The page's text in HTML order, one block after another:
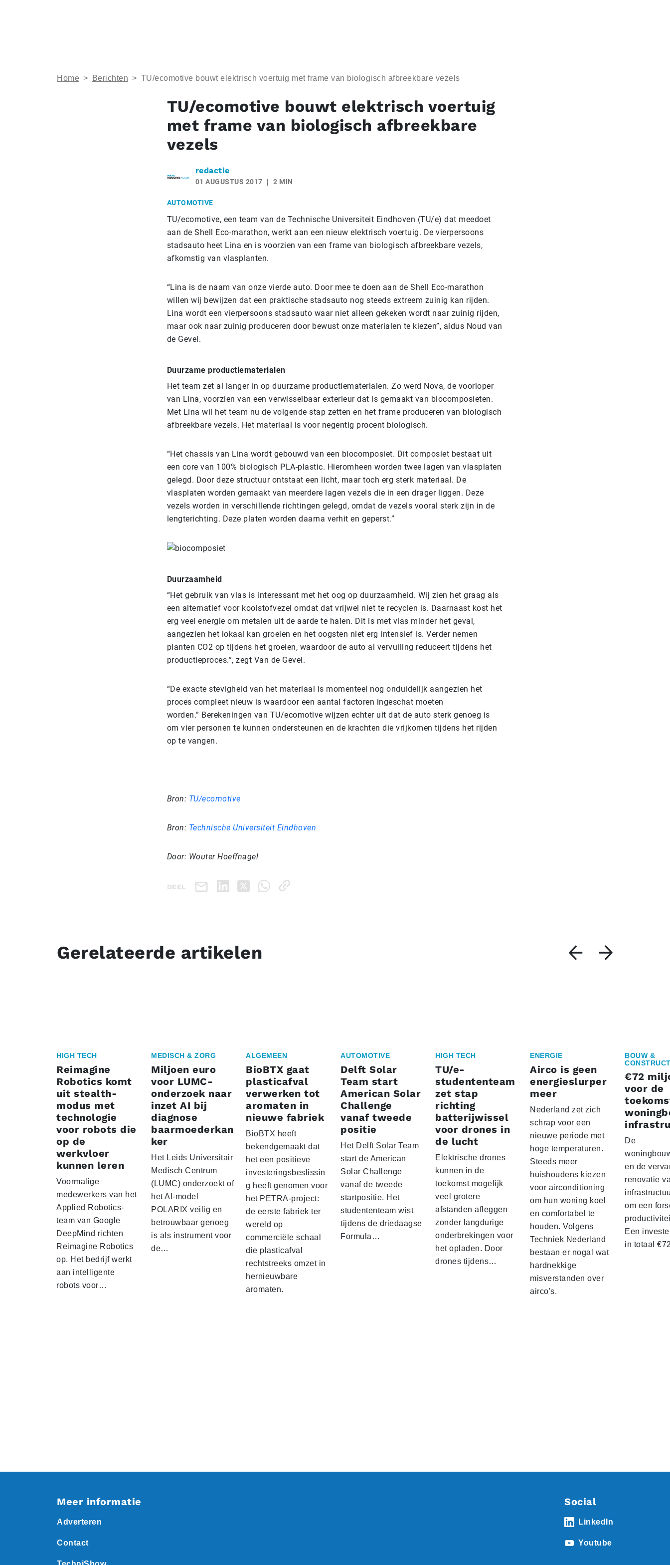
Home > Berichten > TU/ecomotive bouwt elektrisch voertuig met frame van biologisch afbreekbare vezels
TU/ecomotive bouwt elektrisch voertuig
met frame van biologisch afbreekbare
vezels
redactie
01 AUGUSTUS 2017 2 MIN
AUTOMOTIVE
TU/ecomotive, een team van de Technische Universiteit Eindhoven (TU/e) dat meedoet
aan de Shell Eco-marathon, werkt aan een nieuw elektrisch voertuig. De vierpersoons
stadsauto heet Lina en is voorzien van een frame van biologisch afbreekbare vezels,
afkomstig van vlasplanten.
“Lina is de naam van onze vierde auto. Door mee te doen aan de Shell Eco-marathon
willen wij bewijzen dat een praktische stadsauto nog steeds extreem zuinig kan rijden.
Lina wordt een vierpersoons stadsauto waar niet alleen gekeken wordt naar zuinig rijden,
maar ook naar zuinig produceren door bewust onze materialen te kiezen”, aldus Noud van
de Gevel.
Duurzame productiematerialen
Het team zet al langer in op duurzame productiematerialen. Zo werd Nova, de voorloper
van Lina, voorzien van een verwisselbaar exterieur dat is gemaakt van biocomposieten.
Met Lina wil het team nu de volgende stap zetten en het frame produceren van biologisch
afbreekbare vezels. Het materiaal is voor negentig procent biologisch.
“Het chassis van Lina wordt gebouwd van een biocomposiet. Dit composiet bestaat uit
een core van 100% biologisch PLA-plastic. Hieromheen worden twee lagen van vlasplaten
gelegd. Door deze structuur ontstaat een licht, maar toch erg sterk materiaal. De
vlasplaten worden gemaakt van meerdere lagen vezels die in een drager liggen. Deze
vezels worden in verschillende richtingen gelegd, omdat de vezels vooral sterk zijn in de
lengterichting. Deze platen worden daarna verhit en geperst.”
Duurzaamheid
“Het gebruik van vlas is interessant met het oog op duurzaamheid. Wij zien het graag als
een alternatief voor koolstofvezel omdat dat vrijwel niet te recyclen is. Daarnaast kost het
erg veel energie om metalen uit de aarde te halen. Dit is met vlas minder het geval,
aangezien het lokaal kan groeien en het oogsten niet erg intensief is. Verder nemen
planten CO2 op tijdens het groeien, waardoor de auto al vervuiling reduceert tijdens het
productieproces.”, zegt Van de Gevel.
“De exacte stevigheid van het materiaal is momenteel nog onduidelijk aangezien het
proces compleet nieuw is waardoor een aantal factoren ingeschat moeten
worden.” Berekeningen van TU/ecomotive wijzen echter uit dat de auto sterk genoeg is
om vier personen te kunnen ondersteunen en de krachten die vrijkomen tijdens het rijden
op te vangen.
Bron: TU/ecomotive
Bron: Technische Universiteit Eindhoven
Door: Wouter Hoeffnagel
DEEL
Gerelateerde artikelen
HIGH TECH
Reimagine
Robotics komt
uit stealth-
modus met
technologie
voor robots die
op de
werkvloer
kunnen leren
Voormalige
medewerkers van het
Applied Robotics-
team van Google
DeepMind richten
Reimagine Robotics
op. Het bedrijf werkt
aan intelligente
robots voor…
MEDISCH & ZORG
Miljoen euro
voor LUMC-
onderzoek naar
inzet AI bij
diagnose
baarmoederkan
ker
Het Leids Universitair
Medisch Centrum
(LUMC) onderzoekt of
het AI-model
POLARIX veilig en
betrouwbaar genoeg
is als instrument voor
de…
ALGEMEEN
BioBTX gaat
plasticafval
verwerken tot
aromaten in
nieuwe fabriek
BioBTX heeft
bekendgemaakt dat
het een positieve
investeringsbeslissin
g heeft genomen voor
het PETRA-project:
de eerste fabriek ter
wereld op
commerciële schaal
die plasticafval
rechtstreeks omzet in
hernieuwbare
aromaten.
AUTOMOTIVE
Delft Solar
Team start
American Solar
Challenge
vanaf tweede
positie
Het Delft Solar Team
start de American
Solar Challenge
vanaf de tweede
startpositie. Het
studententeam wist
tijdens de driedaagse
Formula…
HIGH TECH
TU/e-
studententeam
zet stap
richting
batterijwissel
voor drones in
de lucht
Elektrische drones
kunnen in de
toekomst mogelijk
veel grotere
afstanden afleggen
zonder langdurige
onderbrekingen voor
het opladen. Door
drones tijdens…
ENERGIE
Airco is geen
energieslurper
meer
Nederland zet zich
schrap voor een
nieuwe periode met
hoge temperaturen.
Steeds meer
huishoudens kiezen
voor airconditioning
om hun woning koel
en comfortabel te
houden. Volgens
Techniek Nederland
bestaan er nogal wat
hardnekkige
misverstanden over
airco's.
BOUW &
€72
voor de
De
en de
renovatie
om een
Een
in totaal
Meer informatie
Adverteren
Contact
Social
LinkedIn
Youtube